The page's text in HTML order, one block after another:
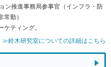
ン推進事務局参事官（インフラ・防
勤）
ティング。
≫鈴木研究室についての詳細はこちら